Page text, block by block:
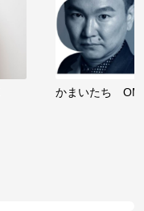
かまいたち